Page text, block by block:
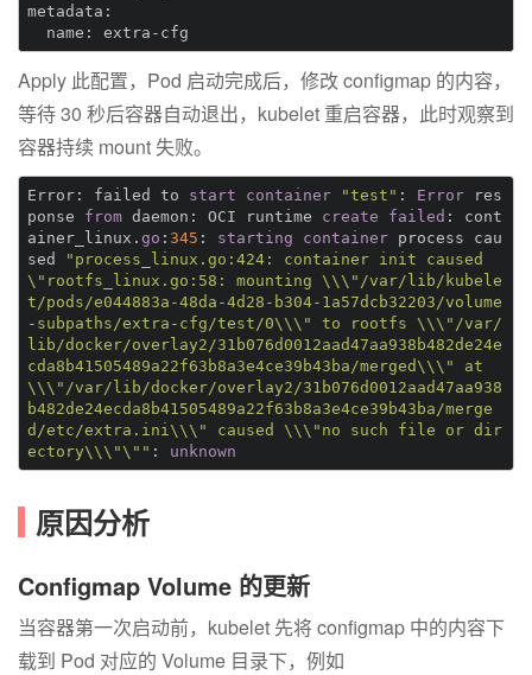
metadata:
  name:
Apply 此配置，Pod 启动完成后，修改 configmap 的内容，
等待 30 秒后容器自动退出，kubelet 重启容器，此时观察到
容器持续 mount 失败。
Error: failed to start container "test" : Error res
ponse from daemon: OCI runtime create failed : cont
ainer_linux. go : 345 : starting container process cau
sed
"process_linux.go:424: container init caused
\"rootfs_linux.go:58: mounting \\\"/var/lib/kubele
t/pods/e044883a-48da-4d28-b304-1a57dcb32203/volume
-subpaths/extra-cfg/test/0\\\" to rootfs \\\"/var/
lib/docker/overlay2/31b076d0012aad47aa938b482de24e
cda8b41505489a22f63b8a3e4ce39b43ba/merged\\\" at
\\\"/var/lib/docker/overlay2/31b076d0012aad47aa938
b482de24ecda8b41505489a22f63b8a3e4ce39b43ba/merge
d/etc/extra.ini\\\" caused \\\"no such file or dir
ectory\\\"\"" : unknown
原因分析
Configmap Volume 的更新
当容器第一次启动前，kubelet 先将 configmap 中的内容下
载到 Pod 对应的 Volume 目录下，例如